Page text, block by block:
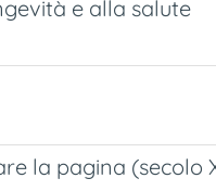
e alla salute
la pagina (secolo